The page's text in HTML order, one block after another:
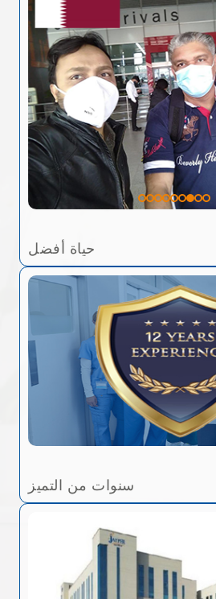
حياة أفضل
سنوات من التميز